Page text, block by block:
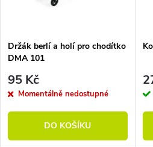
Držák berlí a holí pro chodítko
DMA 101
95 Kč
Momentálně nedostupné
DO KOŠÍKU